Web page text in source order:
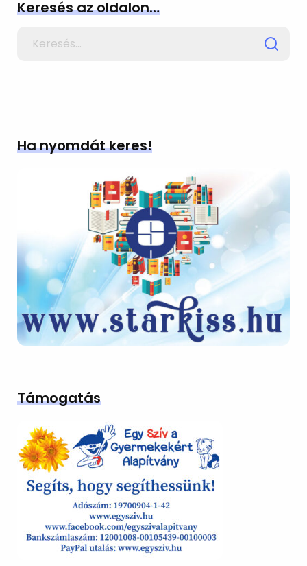
Keresés az oldalon…
Ha nyomdát keres!
Támogatás